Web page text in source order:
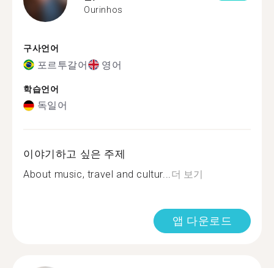
Ourinhos
구사언어
포르투갈어 영어
학습언어
독일어
이야기하고 싶은 주제
About music, travel and cultur...더 보기
앱 다운로드